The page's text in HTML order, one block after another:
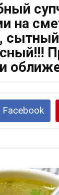
на
Facebook